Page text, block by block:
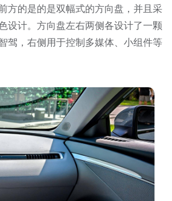
方的是的是双幅式的方向盘，并且采
设计。方向盘左右两侧各设计了一颗
驾，右侧用于控制多媒体、小组件等